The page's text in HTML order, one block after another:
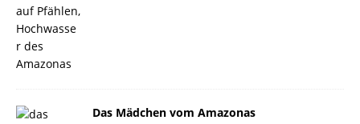
Das Mädchen vom Amazonas